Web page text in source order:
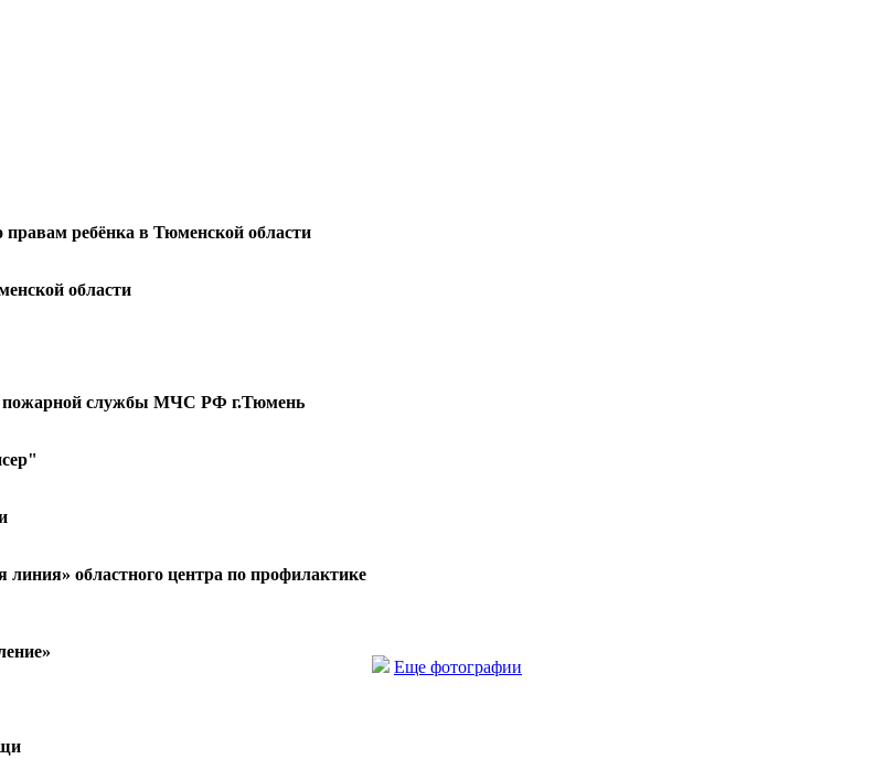
ребёнка в Тюменской области
области
пожарной службы МЧС РФ г.Тюмень
областного центра по профилактике
Еще фотографии